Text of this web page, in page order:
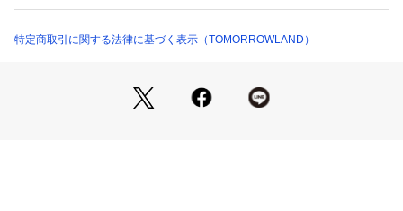
ー、ストリートのカルチャー等からインスピレーションを受
つクラシックなアイテムを制作しています。
商品番号：1095000023314 （モール）
特定商取引に関する法律に基づく表示（TOMORROWLAND）